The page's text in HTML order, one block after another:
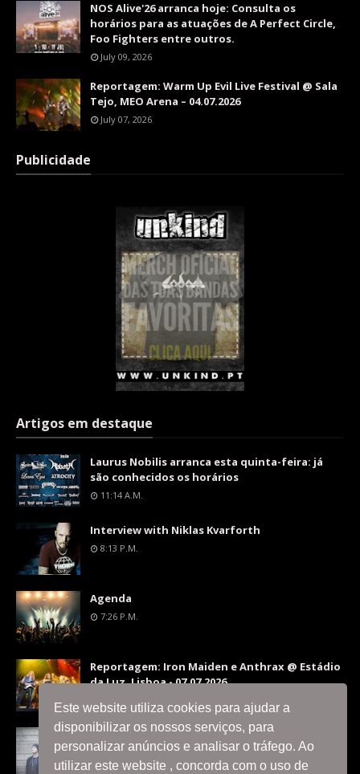
Este website utiliza cookies para ajudar a
disponibilizar os nossos serviços, para
personalizar anúncios e analisar o tráfego. Ao
utilizar este website , concorda com o uso de
NOS Alive'26 arranca hoje: Consulta os
horários para as atuações de A Perfect Circle,
Foo Fighters entre outros.
July 09, 2026
Reportagem: Warm Up Evil Live Festival @ Sala
Tejo, MEO Arena – 04.07.2026
July 07, 2026
Publicidade
Artigos em destaque
Laurus Nobilis arranca esta quinta-feira: já
são conhecidos os horários
11:14 A.m.
Interview with Niklas Kvarforth
8:13 P.m.
Agenda
7:26 P.m.
Reportagem: Iron Maiden e Anthrax @ Estádio
da Luz, Lisboa - 07.07.2026
9:36 P.m.
Interview with Silent Skies
8:06 P.m.